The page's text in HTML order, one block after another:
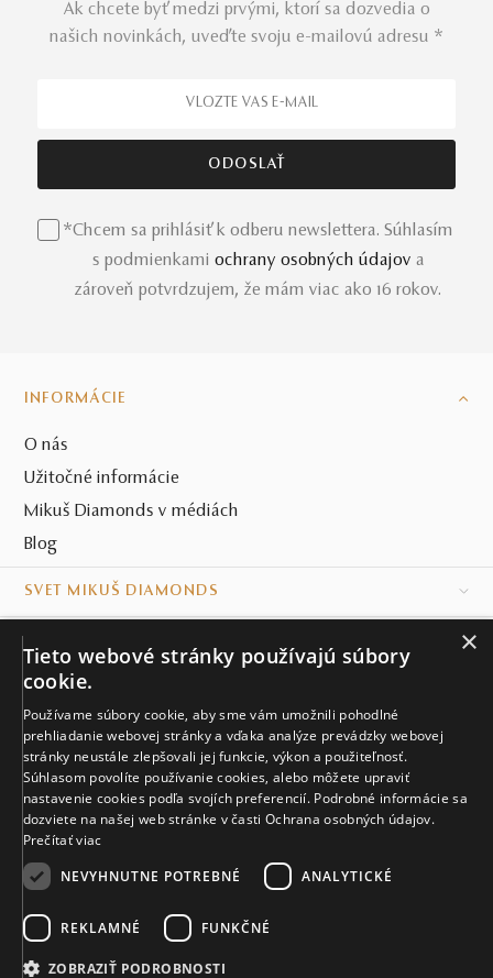
Ak chcete byť medzi prvými, ktorí sa dozvedia o
našich novinkách, uveďte svoju e-mailovú adresu *
*Chcem sa prihlásiť k odberu newslettera. Súhlasím
s podmienkami ochrany osobných údajov a
zároveň potvrdzujem, že mám viac ako 16 rokov.
INFORMÁCIE
O nás
Užitočné informácie
Mikuš Diamonds v médiách
Blog
SVET MIKUŠ DIAMONDS
KONTAKT
Naše klenotníctva
Sídlo spoločnosti
© MIKUŠ DIAMONDS, A.S. 2026. VŠETKY PRÁVA VYHRADENÉ.
×
Tieto webové stránky používajú súbory
cookie.
Používame súbory cookie, aby sme vám umožnili pohodlné
prehliadanie webovej stránky a vďaka analýze prevádzky webovej
stránky neustále zlepšovali jej funkcie, výkon a použiteľnosť.
Súhlasom povolíte používanie cookies, alebo môžete upraviť
nastavenie cookies podľa svojích preferencií. Podrobné informácie sa
dozviete na našej web stránke v časti Ochrana osobných údajov.
Prečítať viac
NEVYHNUTNE POTREBNÉ
ANALYTICKÉ
REKLAMNÉ FUNKČNÉ
ZOBRAZIŤ PODROBNOSTI